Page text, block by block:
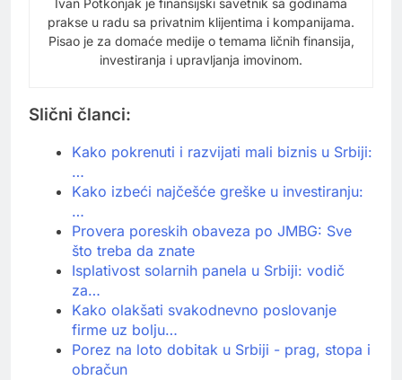
prakse u radu sa privatnim klijentima i kompanijama.
Pisao je za domaće medije o temama ličnih finansija,
investiranja i upravljanja imovinom.
Slični članci:
Kako pokrenuti i razvijati mali biznis u Srbiji:
…
Kako izbeći najčešće greške u investiranju:
…
Provera poreskih obaveza po JMBG: Sve
što treba da znate
Isplativost solarnih panela u Srbiji: vodič
za…
Kako olakšati svakodnevno poslovanje
firme uz bolju…
Porez na loto dobitak u Srbiji - prag, stopa i
obračun